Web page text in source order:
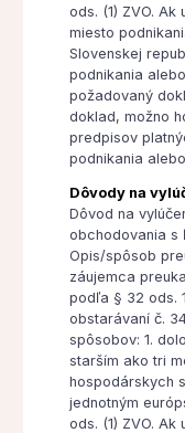
ods. (1) ZVO.
miesto
Slovenskej
podnikania
požadovaný
doklad, možno
predpisov
podnikania
Dôvody na
Dôvod na
obchodovania s
Opis/spôsob
záujemca
podľa § 32 ods.
obstarávaní č.
spôsobov: 1.
starším ako tri
hospodárskych
jednotným
ods. (1) ZVO.